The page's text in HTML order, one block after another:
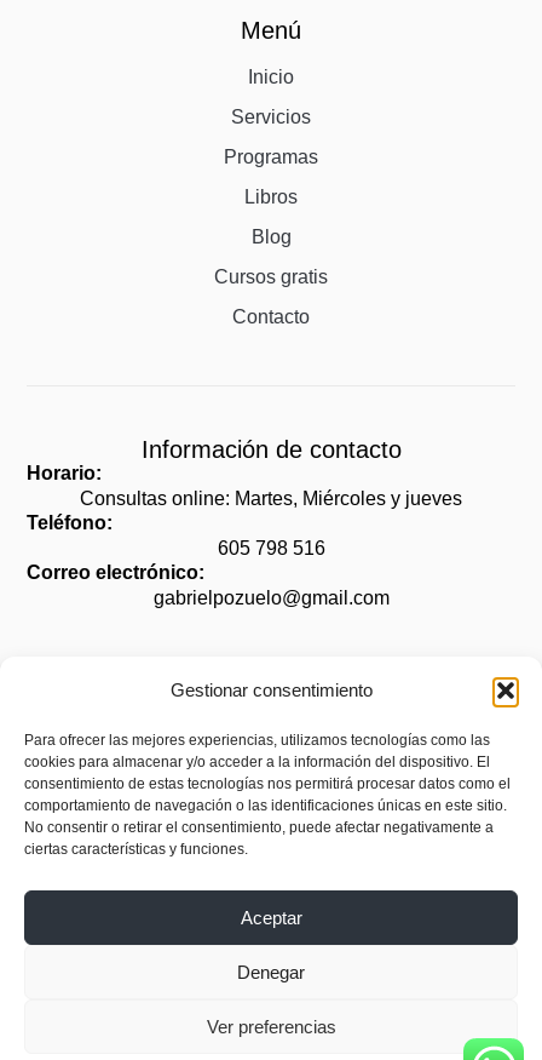
Gestionar consentimiento
Para ofrecer las mejores experiencias, utilizamos tecnologías como las
cookies para almacenar y/o acceder a la información del dispositivo. El
consentimiento de estas tecnologías nos permitirá procesar datos como el
comportamiento de navegación o las identificaciones únicas en este sitio.
No consentir o retirar el consentimiento, puede afectar negativamente a
ciertas características y funciones.
Aceptar
Denegar
Ver preferencias
Menú
Inicio
Servicios
Programas
Libros
Blog
Cursos gratis
Contacto
Información de contacto
Horario:
Consultas online: Martes, Miércoles y jueves
Teléfono:
605 798 516
Correo electrónico:
gabrielpozuelo@gmail.com
Aviso legal
Política de privacidad
Política de cookies (UE)